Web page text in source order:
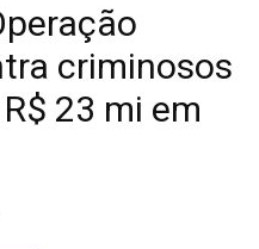
criminosos
23 mi em